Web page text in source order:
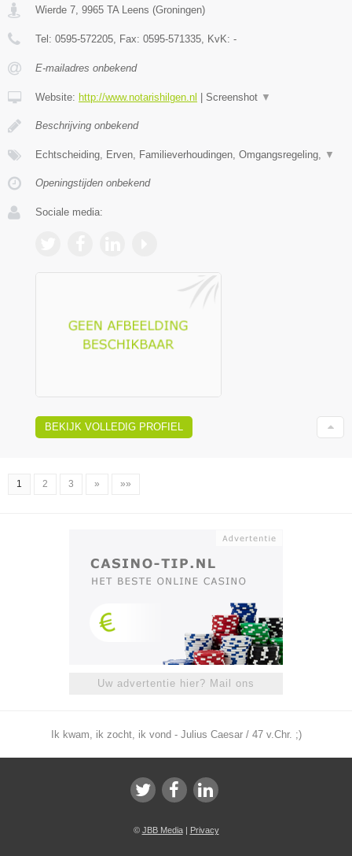
Wierde 7 9965 TA Leens (Groningen)
Tel: 0595-572205 , Fax: 0595-571335 , KvK: -
E-mailadres onbekend
Website: http://www.notarishilgen.nl Screenshot ▼
Beschrijving onbekend
Echtscheiding, Erven, Familieverhoudingen, Omgangsregeling, ▼
Openingstijden onbekend
Sociale media:
BEKIJK VOLLEDIG PROFIEL
1 2 3 » »»
Uw advertentie hier? Mail ons
Ik kwam, ik zocht, ik vond - Julius Caesar / 47 v.Chr. ;)
© JBB Media| Privacy